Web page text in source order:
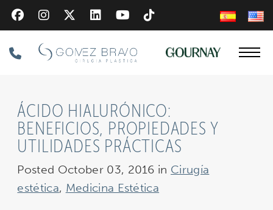
Skip
to
main
content
Phone
ÁCIDO HIALURÓNICO:
BENEFICIOS, PROPIEDADES Y
UTILIDADES PRÁCTICAS
Posted October 03, 2016 in Cirugía
estética, Medicina Estética